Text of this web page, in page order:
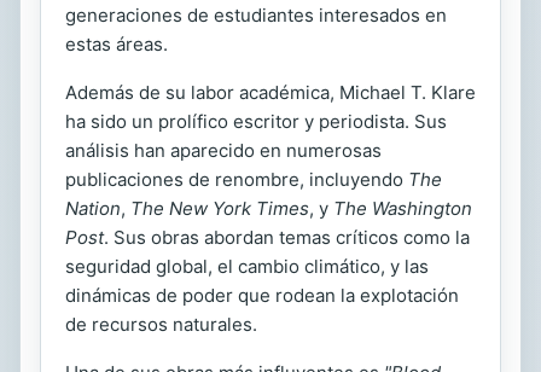
generaciones de estudiantes interesados en
estas áreas.
Además de su labor académica, Michael T. Klare
ha sido un prolífico escritor y periodista. Sus
análisis han aparecido en numerosas
publicaciones de renombre, incluyendo The
Nation, The New York Times, y The Washington
Post. Sus obras abordan temas críticos como la
seguridad global, el cambio climático, y las
dinámicas de poder que rodean la explotación
de recursos naturales.